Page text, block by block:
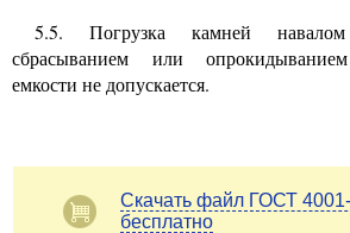
5.5. Погрузка камней
сбрасыванием или
емкости не допускается.
Скачать файл ГОСТ
бесплатно